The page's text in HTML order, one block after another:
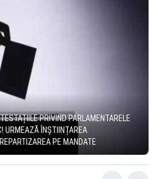
PRIVIND PARLAMENTARELE
URMEAZĂ ÎNȘTIINȚAREA
PE MANDATE